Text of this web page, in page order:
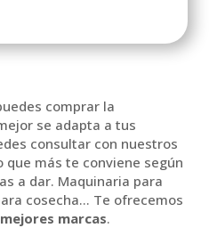
comprar la
se adapta a tus
consultar con nuestros
más te conviene según
a dar. Maquinaria para
cosecha… Te ofrecemos
mejores marcas.